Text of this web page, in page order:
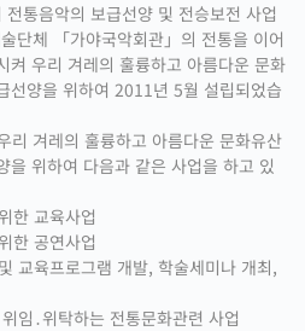
통음악의 보급선양 및 전승보전 사업
단체 「가야국악회관」의 전통을 이어
켜 우리 겨레의 훌륭하고 아름다운 문화
선양을 위하여 2011년 5월 설립되었습
리 겨레의 훌륭하고 아름다운 문화유산
을 위하여 다음과 같은 사업을 하고 있
한 교육사업
한 공연사업
교육프로그램 개발, 학술세미나 개최,
임․위탁하는 전통문화관련 사업